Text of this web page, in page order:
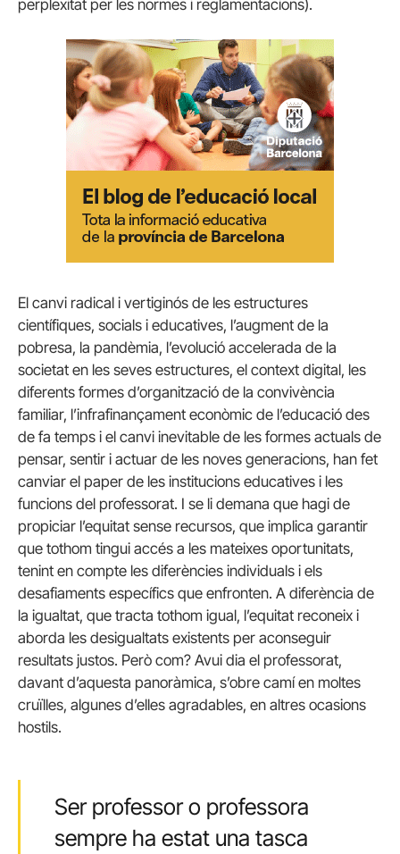
perplexitat per les normes i reglamentacions).
El canvi radical i vertiginós de les estructures
científiques, socials i educatives, l’augment de la
pobresa, la pandèmia, l’evolució accelerada de la
societat en les seves estructures, el context digital, les
diferents formes d’organització de la convivència
familiar, l’infrafinançament econòmic de l’educació des
de fa temps i el canvi inevitable de les formes actuals de
pensar, sentir i actuar de les noves generacions, han fet
canviar el paper de les institucions educatives i les
funcions del professorat. I se li demana que hagi de
propiciar l’equitat sense recursos, que implica garantir
que tothom tingui accés a les mateixes oportunitats,
tenint en compte les diferències individuals i els
desafiaments específics que enfronten. A diferència de
la igualtat, que tracta tothom igual, l’equitat reconeix i
aborda les desigualtats existents per aconseguir
resultats justos. Però com? Avui dia el professorat,
davant d’aquesta panoràmica, s’obre camí en moltes
cruïlles, algunes d’elles agradables, en altres ocasions
hostils.
Ser professor o professora
sempre ha estat una tasca